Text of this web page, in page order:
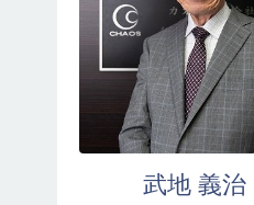
武地 義治